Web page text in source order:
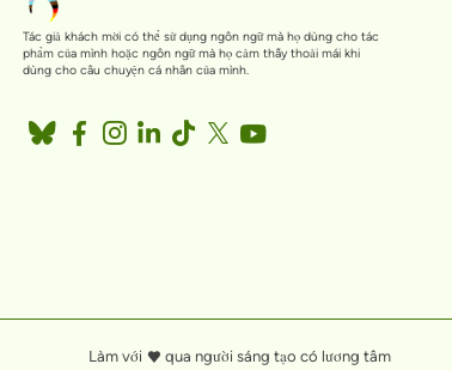
Tác giả khách mời có thể sử dụng ngôn ngữ mà họ dùng cho tác
phẩm của mình hoặc ngôn ngữ mà họ cảm thấy thoải mái khi
dùng cho câu chuyện cá nhân của mình.
Làm với qua người sáng tạo có lương tâm